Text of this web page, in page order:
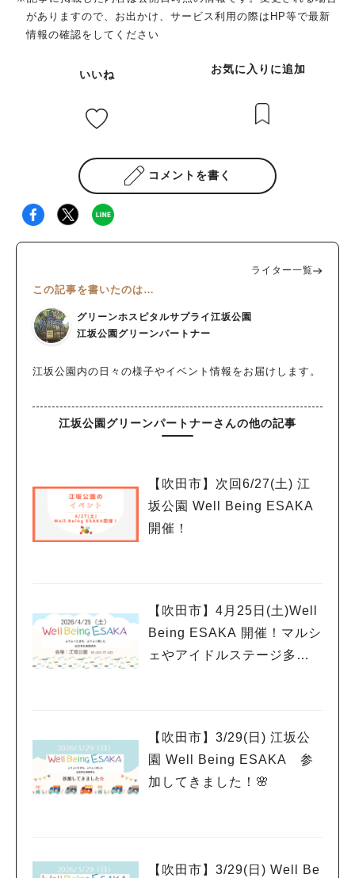
がありますので、お出かけ、サービス利用の際はHP等で最新
情報の確認をしてください
いいね お気に入りに追加
コメントを書く
ライター一覧
この記事を書いたのは…
グリーンホスピタルサプライ江坂公園
江坂公園グリーンパートナー
江坂公園内の日々の様子やイベント情報をお届けします。
江坂公園グリーンパートナーさんの他の記事
【吹田市】次回6/27(土) 江
坂公園 Well Being ESAKA
開催！
【吹田市】4月25日(土)Well
Being ESAKA 開催！マルシ
ェやアイドルステージ多数
【吹田市】3/29(日) 江坂公
園 Well Being ESAKA 参
加してきました！🌸
【吹田市】3/29(日) Well Be
人気のキーワード